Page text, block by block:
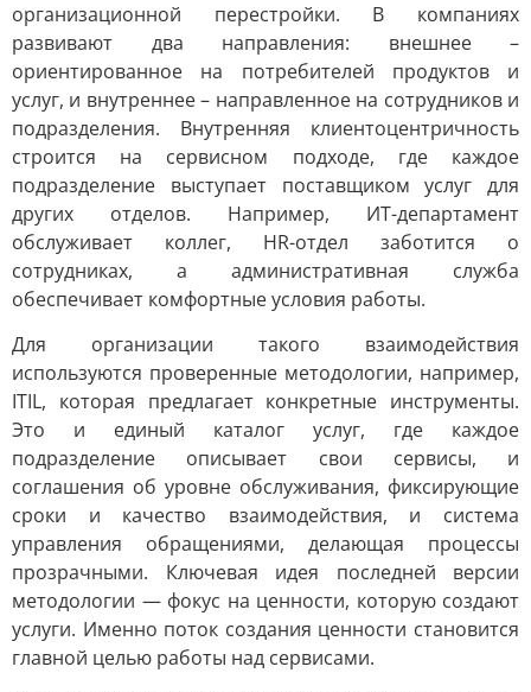
организационной перестройки. В компаниях
развивают два направления: внешнее –
ориентированное на потребителей продуктов и
услуг, и внутреннее – направленное на сотрудников и
подразделения. Внутренняя клиентоцентричность
строится на сервисном подходе, где каждое
подразделение выступает поставщиком услуг для
других отделов. Например, ИТ-департамент
обслуживает коллег, HR-отдел заботится о
сотрудниках, а административная служба
обеспечивает комфортные условия работы.
Для организации такого взаимодействия
используются проверенные методологии, например,
ITIL, которая предлагает конкретные инструменты.
Это и единый каталог услуг, где каждое
подразделение описывает свои сервисы, и
соглашения об уровне обслуживания, фиксирующие
сроки и качество взаимодействия, и система
управления обращениями, делающая процессы
прозрачными. Ключевая идея последней версии
методологии — фокус на ценности, которую создают
услуги. Именно поток создания ценности становится
главной целью работы над сервисами.